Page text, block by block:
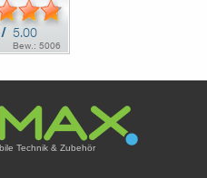
Technik & Zubehör